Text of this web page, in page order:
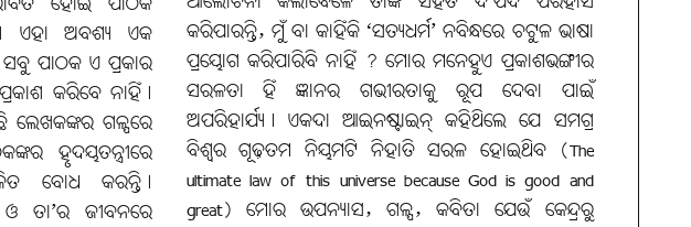
ଏହା ଅବଶ୍ୟ ଏକ
ପାଠକ ଏ ପ୍ରକାର
କରିବେ ନାହିଁ।
ଲେଖକଙ୍କର ଗଳ୍ପରେ
ହୃଦୟତନ୍ତ୍ରୀରେ
ବୋଧ କରନ୍ତି।
ତା’ର ଜୀବନରେ
କରିପାରନ୍ତି, ମୁଁ ବା କାହିଁକି ‘ସତ୍ୟଧର୍ମ’ ନବିନ୍ଧରେ ଚଟୁଳ ଭାଷା
ପ୍ରୟୋଗ କରିପାରିବି ନାହିଁ ? ମୋର ମନେହୁଏ ପ୍ରକାଶଭଙ୍ଗୀର
ସରଳତା ହିଁ ଜ୍ଞାନର ଗଭୀରତାକୁ ରୂପ ଦେବା ପାଇଁ
ଅପରିହାର୍ଯ୍ୟ। ଏକଦା ଆଇନଷ୍ଟାଇନ୍‌ କହିଥିଲେ ଯେ ସମଗ୍ର
ବିଶ୍ବର ଗୂଢ଼ତମ ନିୟମଟି ନିହାତି ସରଳ ହୋଇଥିବ (The
ultimate law of this universe because God is good and
great) ମୋର ଉପନ୍ୟାସ, ଗଳ୍ପ, କବିତା ଯେଉଁ କେନ୍ଦ୍ରରୁ